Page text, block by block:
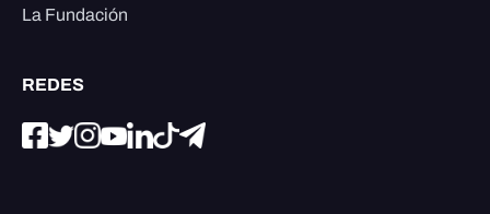
La Fundación
REDES